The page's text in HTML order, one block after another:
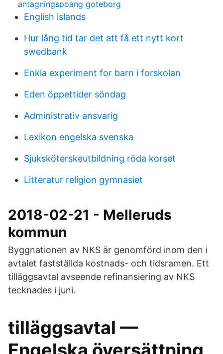
antagningspoang goteborg
English islands
Hur lång tid tar det att få ett nytt kort
swedbank
Enkla experiment for barn i forskolan
Eden öppettider söndag
Administrativ ansvarig
Lexikon engelska svenska
Sjuksköterskeutbildning röda korset
Litteratur religion gymnasiet
2018-02-21 - Melleruds
kommun
Byggnationen av NKS är genomförd inom den i
avtalet fastställda kostnads- och tidsramen. Ett
tilläggsavtal avseende refinansiering av NKS
tecknades i juni.
tilläggsavtal —